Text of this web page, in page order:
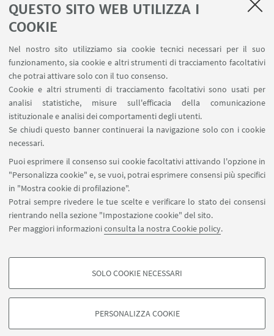
QUESTO SITO WEB UTILIZZA I
COOKIE
Nel nostro sito utilizziamo sia cookie tecnici necessari per il suo
funzionamento, sia cookie e altri strumenti di tracciamento facoltativi
che potrai attivare solo con il tuo consenso.
Cookie e altri strumenti di tracciamento facoltativi sono usati per
analisi statistiche, misure sull'efficacia della comunicazione
istituzionale e analisi dei comportamenti degli utenti.
Se chiudi questo banner continuerai la navigazione solo con i cookie
necessari.
Puoi esprimere il consenso sui cookie facoltativi attivando l'opzione in
"Personalizza cookie" e, se vuoi, potrai esprimere consensi più specifici
in "Mostra cookie di profilazione".
Potrai sempre rivedere le tue scelte e verificare lo stato dei consensi
rientrando nella sezione "Impostazione cookie" del sito.
Per maggiori informazioniconsulta la nostra Cookie policy.
COOKIE DI PROFILAZIONE - FACOLTATIVI
degli utenti, creare profili in base al loro comportamento sul sito, per analisi
di marketing.
SOLO COOKIE NECESSARI
PERSONALIZZA COOKIE
Area riservata
Servizio online U-WEB Missioni
Contatti
SEGUI IL DIPARTIMENTO SU:
SEGUI UNIBO SU:
APP:
©Copyright 2026 - ALMA MATER STUDIORUM - Università di
Bologna - Via Zamboni, 33 - 40126 Bologna - PI: 01131710376 - CF:
80007010376